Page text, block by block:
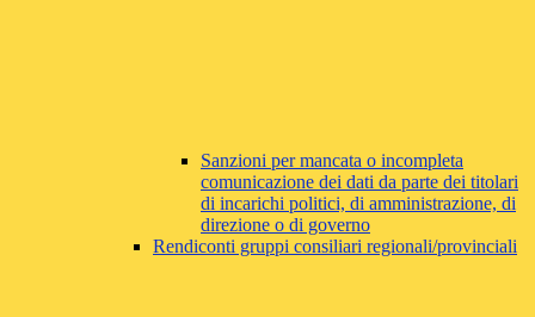
Sanzioni per mancata o incompleta
comunicazione dei dati da parte dei titolari
di incarichi politici, di amministrazione, di
direzione o di governo
Rendiconti gruppi consiliari regionali/provinciali